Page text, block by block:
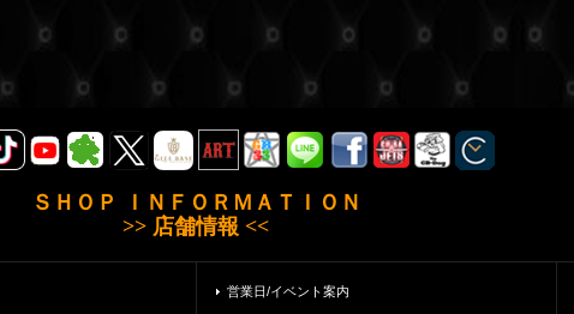
ＳＨＯＰ ＩＮＦＯＲＭＡＴＩＯＮ
>> 店舗情報 <<
営業日/イベント案内